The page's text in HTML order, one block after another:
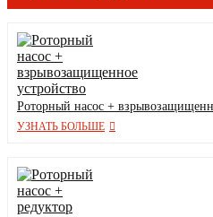
Роторный насос +
УЗНАТЬ БОЛЬШЕ